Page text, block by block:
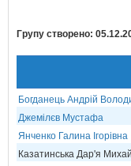
Групу створено:
Богданець Андрій
Джемілєв Мустафа
Янченко Галина Ігорівна
Казатинська Дар'я